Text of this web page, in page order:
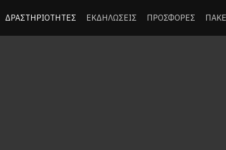
ΔΡΑΣΤΗΡΙΟΤΗΤΕΣ ΕΚΔΗΛΩΣΕΙΣ ΠΡΟΣΦΟΡΕΣ